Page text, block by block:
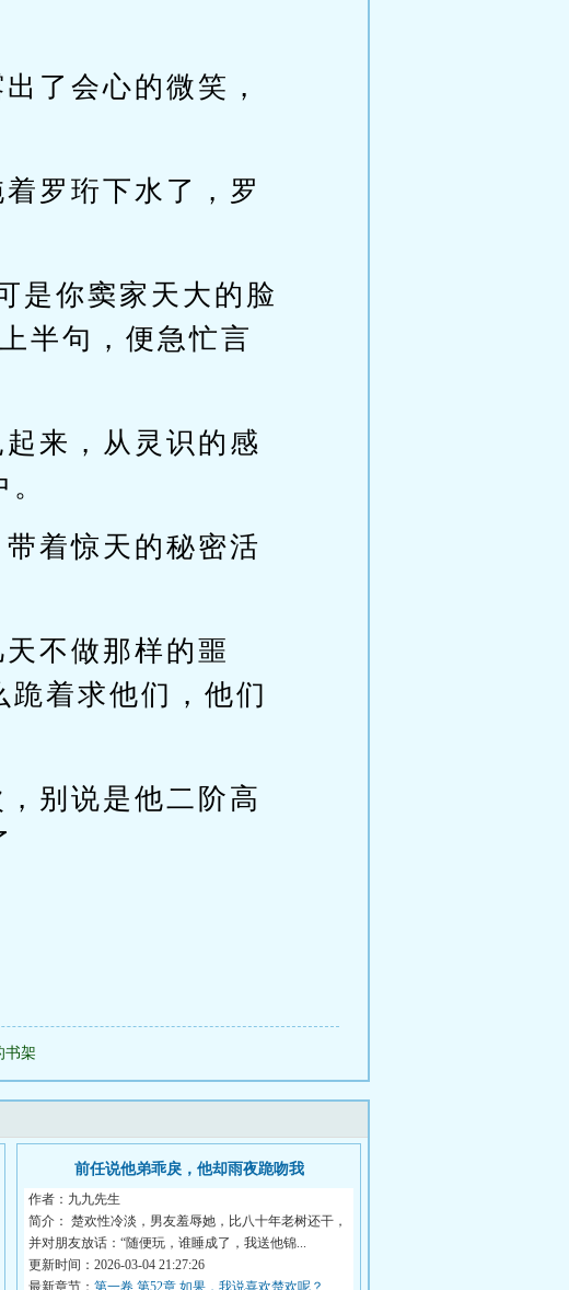
了会心的微笑，
罗珩下水了，罗
是你窦家天大的脸
半句，便急忙言
来，从灵识的感
着惊天的秘密活
不做那样的噩
着求他们，他们
别说是他二阶高
书架
前任说他弟乖戾，他却雨夜跪吻我
作者：九九先生
简介： 楚欢性冷淡，男友羞辱她，比八十年老树还干，
并对朋友放话：“随便玩，谁睡成了，我送他锦...
更新时间：2026-03-04 21:27:26
最新章节： 第一卷 第52章 如果，我说喜欢楚欢呢？